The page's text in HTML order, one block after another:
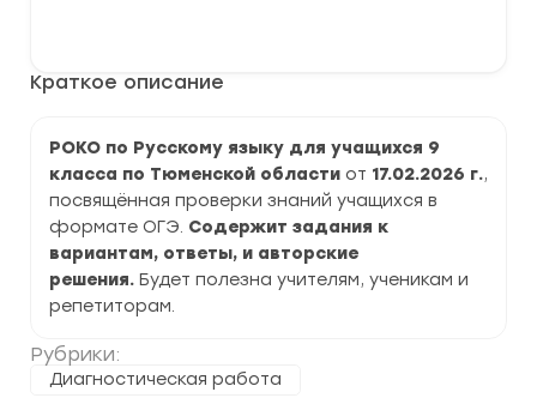
Краткое описание
РОКО по Русскому языку для учащихся 9
класса по Тюменской области от 17.02.2026 г.,
посвящённая проверки знаний учащихся в
формате ОГЭ. Содержит задания к
вариантам, ответы, и авторские
решения. Будет полезна учителям, ученикам и
репетиторам.
Рубрики:
Диагностическая работа
Русскому
класс
задания
и
ответы